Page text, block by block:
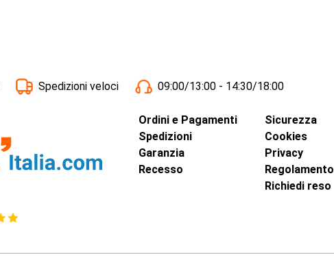
Spedizioni veloci 09:00/13:00 - 14:30/18:00
Ordini e Pagamenti
Spedizioni
Garanzia
Recesso
Sicurezza
Cookies
Privacy
Regolamento
Richiedi reso